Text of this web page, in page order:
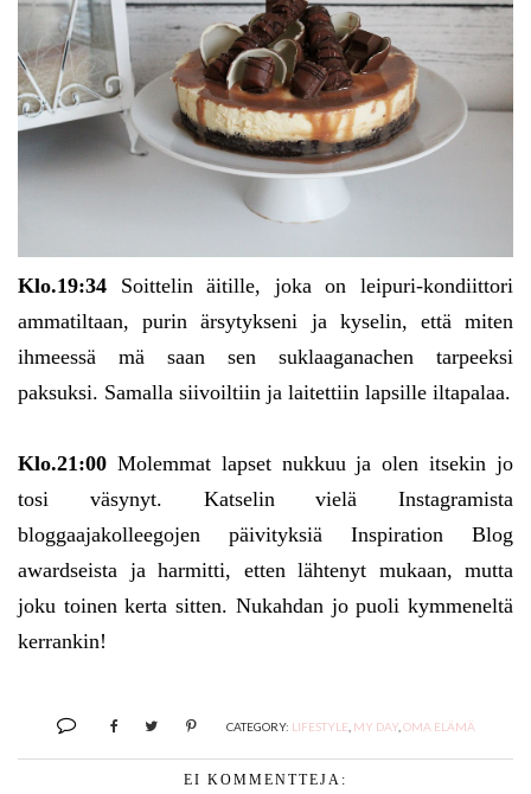
Klo.19:34 Soittelin äitille, joka on leipuri-kondiittori
ammatiltaan, purin ärsytykseni ja kyselin, että miten
ihmeessä mä saan sen suklaaganachen tarpeeksi
paksuksi. Samalla siivoiltiin ja laitettiin lapsille iltapalaa.
Klo.21:00 Molemmat lapset nukkuu ja olen itsekin jo
tosi väsynyt. Katselin vielä Instagramista
bloggaajakolleegojen päivityksiä Inspiration Blog
awardseista ja harmitti, etten lähtenyt mukaan, mutta
joku toinen kerta sitten. Nukahdan jo puoli kymmeneltä
kerrankin!
CATEGORY: LIFESTYLE MY DAY, OMA ELÄMÄ
EI KOMMENTTEJA: